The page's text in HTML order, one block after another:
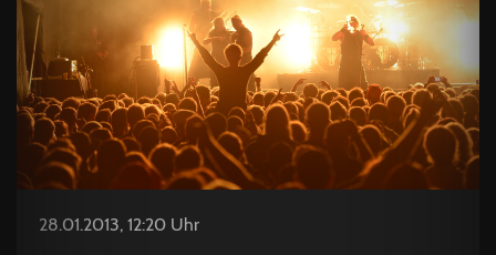
28.01.2013, 12:20 Uhr